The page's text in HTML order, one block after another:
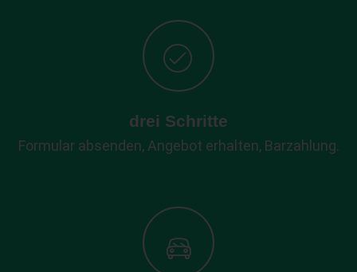
drei Schritte
Formular absenden, Angebot erhalten, Barzahlung.